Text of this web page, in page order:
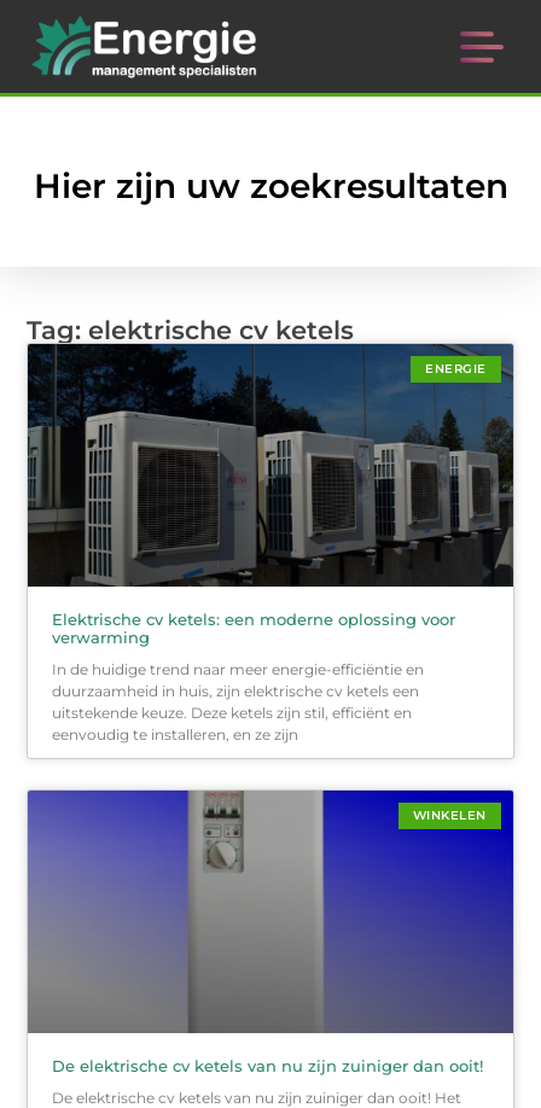
Hier zijn uw zoekresultaten
Tag: elektrische cv ketels
ENERGIE
Elektrische cv ketels: een moderne oplossing voor
verwarming
In de huidige trend naar meer energie-efficiëntie en
duurzaamheid in huis, zijn elektrische cv ketels een
uitstekende keuze. Deze ketels zijn stil, efficiënt en
eenvoudig te installeren, en ze zijn
WINKELEN
De elektrische cv ketels van nu zijn zuiniger dan ooit!
De elektrische cv ketels van nu zijn zuiniger dan ooit! Het